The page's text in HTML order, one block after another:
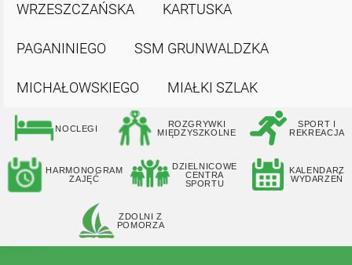
WRZESZCZAŃSKA KARTUSKA
PAGANINIEGO SSM GRUNWALDZKA
MICHAŁOWSKIEGO MIAŁKI SZLAK
NOCLEGI
ROZGRYWKI
MIĘDZYSZKOLNE
SPORT I
REKREACJA
HARMONOGRAM
ZAJĘĆ
DZIELNICOWE
CENTRA
SPORTU
KALENDARZ
WYDARZEŃ
ZDOLNI Z
POMORZA